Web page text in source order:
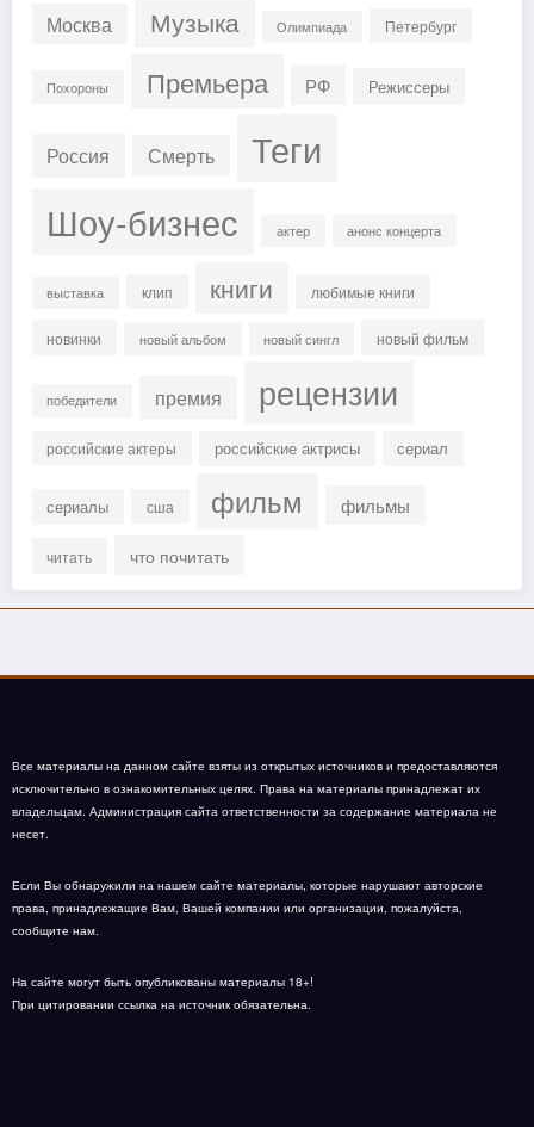
Москва Музыка Олимпиада Петербург
Похороны Премьера РФ Режиссеры
Россия Смерть Теги
Шоу-бизнес актер анонс концерта
выставка клип книги любимые книги
новинки новый альбом новый сингл новый фильм
победители премия рецензии
российские актеры российские актрисы сериал
сериалы сша фильм фильмы
читать что почитать
Все материалы на данном сайте взяты из открытых источников и предоставляются
исключительно в ознакомительных целях. Права на материалы принадлежат их
владельцам. Администрация сайта ответственности за содержание материала не
несет.
Если Вы обнаружили на нашем сайте материалы, которые нарушают авторские
права, принадлежащие Вам, Вашей компании или организации, пожалуйста,
сообщите нам.
На сайте могут быть опубликованы материалы 18+!
При цитировании ссылка на источник обязательна.